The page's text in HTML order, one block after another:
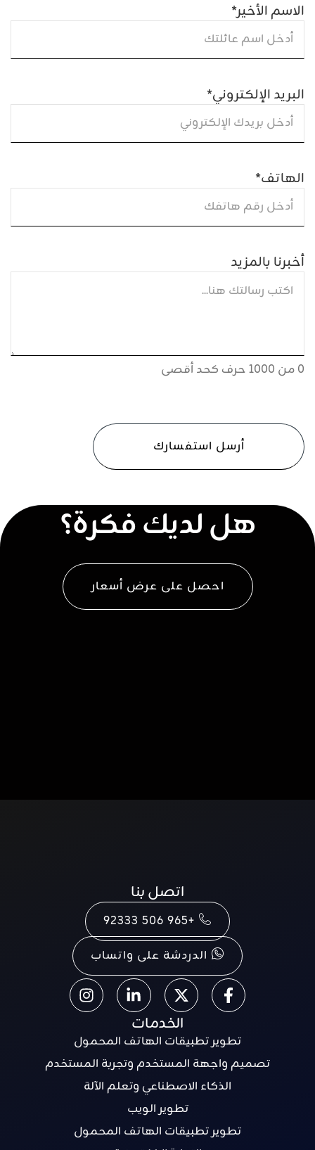
الاسم الأخير*
البريد الإلكتروني*
الهاتف*
أخبرنا بالمزيد
0 من 1000 حرف كحد أقصى
هل لديك فكرة؟
احصل على عرض أسعار
اتصل بنا
+965 506 92333
الدردشة على واتساب
الخدمات
تطوير تطبيقات الهاتف المحمول
تصميم واجهة المستخدم وتجربة المستخدم
الذكاء الاصطناعي وتعلم الآلة
تطوير الويب
تطوير تطبيقات الهاتف المحمول